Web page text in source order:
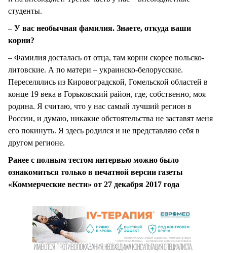
студенты.
– У вас необычная фамилия. Знаете, откуда ваши
корни?
– Фамилия досталась от отца, там корни скорее польско-
литовские. А по матери – украинско-белорусские.
Переселялись из Кировоградской, Гомельской областей в
конце 19 века в Горьковский район, где, собственно, моя
родина. Я считаю, что у нас самый лучший регион в
России, и думаю, никакие обстоятельства не заставят меня
его покинуть. Я здесь родился и не представляю себя в
другом регионе.
Ранее с полным тестом интервью можно было
ознакомиться только в печатной версии газеты
«Коммерческие вести» от 27 декабря 2017 года